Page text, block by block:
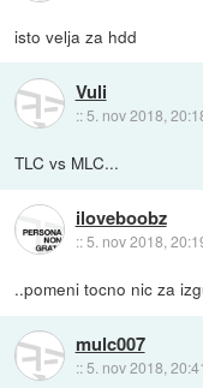
isto velja za hdd
Vuli
:: 5. nov 2018,
TLC vs MLC...
iloveboobz
::5. nov 2018,
..pomeni tocno nic za
mulc007
:: 5. nov 2018,